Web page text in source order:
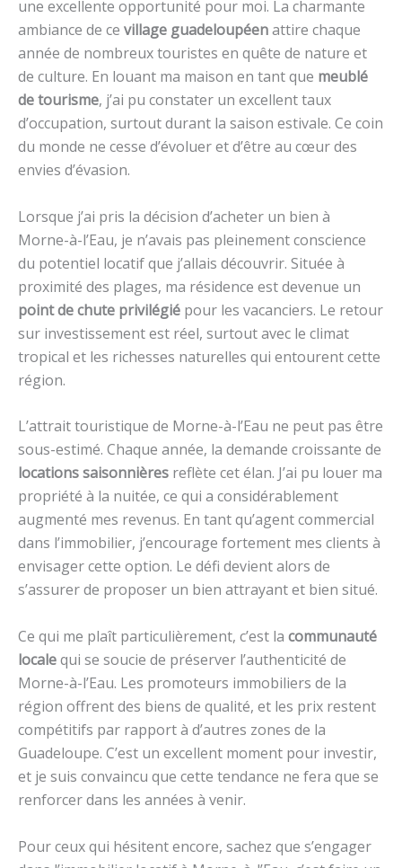
une excellente opportunité pour moi. La charmante
ambiance de ce village guadeloupéenattire chaque
année de nombreux touristes en quête de nature et
de culture. En louant ma maison en tant que meublé
de tourisme, j’ai pu constater un excellent taux
d’occupation, surtout durant la saison estivale. Ce coin
du monde ne cesse d’évoluer et d’être au cœur des
envies d’évasion.
Lorsque j’ai pris la décision d’acheter un bien à
Morne-à-l’Eau, je n’avais pas pleinement conscience
du potentiel locatif que j’allais découvrir. Située à
proximité des plages, ma résidence est devenue un
point de chute privilégié pour les vacanciers. Le retour
sur investissement est réel, surtout avec le climat
tropical et les richesses naturelles qui entourent cette
région.
L’attrait touristique de Morne-à-l’Eau ne peut pas être
sous-estimé. Chaque année, la demande croissante de
locations saisonnières reflète cet élan. J’ai pu louer ma
propriété à la nuitée, ce qui a considérablement
augmenté mes revenus. En tant qu’agent commercial
dans l’immobilier, j’encourage fortement mes clients à
envisager cette option. Le défi devient alors de
s’assurer de proposer un bien attrayant et bien situé.
Ce qui me plaît particulièrement, c’est la communauté
localequi se soucie de préserver l’authenticité de
Morne-à-l’Eau. Les promoteurs immobiliers de la
région offrent des biens de qualité, et les prix restent
compétitifs par rapport à d’autres zones de la
Guadeloupe. C’est un excellent moment pour investir,
et je suis convaincu que cette tendance ne fera que se
renforcer dans les années à venir.
Pour ceux qui hésitent encore, sachez que s’engager